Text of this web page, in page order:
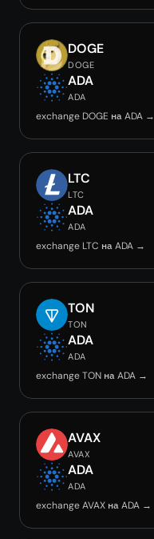
DOGE
DOGE
ADA
ADA
exchange DOGE на ADA →
LTC
LTC
ADA
ADA
exchange LTC на ADA →
TON
TON
ADA
ADA
exchange TON на ADA →
AVAX
AVAX
ADA
ADA
exchange AVAX на ADA →